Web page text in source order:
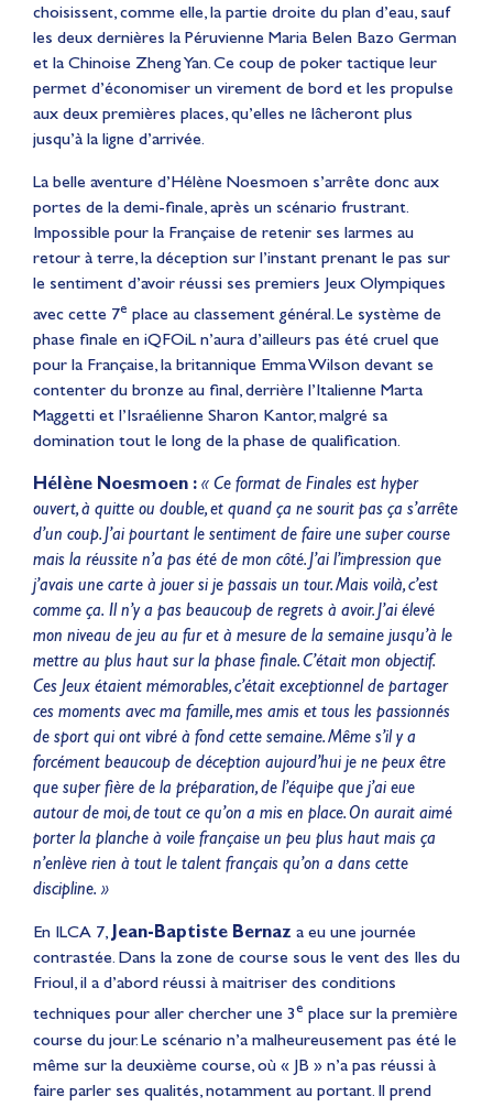
choisissent, comme elle, la partie droite du plan d’eau, sauf
les deux dernières la Péruvienne Maria Belen Bazo German
et la Chinoise Zheng Yan. Ce coup de poker tactique leur
permet d’économiser un virement de bord et les propulse
aux deux premières places, qu’elles ne lâcheront plus
jusqu’à la ligne d’arrivée.
La belle aventure d’Hélène Noesmoen s’arrête donc aux
portes de la demi-finale, après un scénario frustrant.
Impossible pour la Française de retenir ses larmes au
retour à terre, la déception sur l’instant prenant le pas sur
le sentiment d’avoir réussi ses premiers Jeux Olympiques
avec cette 7e place au classement général. Le système de
phase finale en iQFOiL n’aura d’ailleurs pas été cruel que
pour la Française, la britannique Emma Wilson devant se
contenter du bronze au final, derrière l’Italienne Marta
Maggetti et l’Israélienne Sharon Kantor, malgré sa
domination tout le long de la phase de qualification.
Hélène Noesmoen : « Ce format de Finales est hyper
ouvert, à quitte ou double, et quand ça ne sourit pas ça s’arrête
d’un coup. J’ai pourtant le sentiment de faire une super course
mais la réussite n’a pas été de mon côté. J’ai l’impression que
j’avais une carte à jouer si je passais un tour. Mais voilà, c’est
comme ça. Il n’y a pas beaucoup de regrets à avoir. J’ai élevé
mon niveau de jeu au fur et à mesure de la semaine jusqu’à le
mettre au plus haut sur la phase finale. C’était mon objectif.
Ces Jeux étaient mémorables, c’était exceptionnel de partager
ces moments avec ma famille, mes amis et tous les passionnés
de sport qui ont vibré à fond cette semaine. Même s’il y a
forcément beaucoup de déception aujourd’hui je ne peux être
que super fière de la préparation, de l’équipe que j’ai eue
autour de moi, de tout ce qu’on a mis en place. On aurait aimé
porter la planche à voile française un peu plus haut mais ça
n’enlève rien à tout le talent français qu’on a dans cette
discipline. »
En ILCA 7, Jean-Baptiste Bernaz a eu une journée
contrastée. Dans la zone de course sous le vent des Iles du
Frioul, il a d’abord réussi à maitriser des conditions
techniques pour aller chercher une 3e place sur la première
course du jour. Le scénario n’a malheureusement pas été le
même sur la deuxième course, où « JB » n’a pas réussi à
faire parler ses qualités, notamment au portant. Il prend